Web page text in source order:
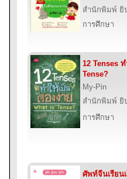
สำนักพิมพ์ ยิ
การศึกษา
12 Tenses ท
Tense?
My-Pin
สำนักพิมพ์ ยิ
การศึกษา
ศัพท์จีนเรียน